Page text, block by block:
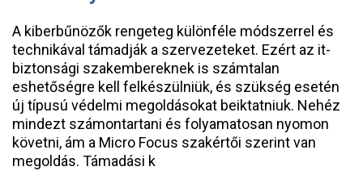
A kiberbűnözők rengeteg különféle módszerrel és
technikával támadják a szervezeteket. Ezért az it-
biztonsági szakembereknek is számtalan
eshetőségre kell felkészülniük, és szükség esetén
új típusú védelmi megoldásokat beiktatniuk. Nehéz
mindezt számontartani és folyamatosan nyomon
követni, ám a Micro Focus szakértői szerint van
megoldás. Támadási k